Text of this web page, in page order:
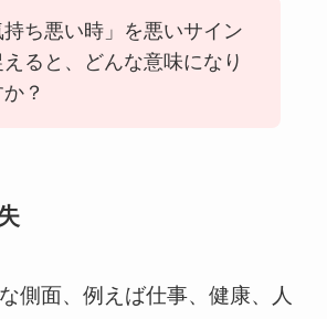
持ち悪い時」を悪いサイン
えると、どんな意味になり
？
側面、例えば仕事、健康、人